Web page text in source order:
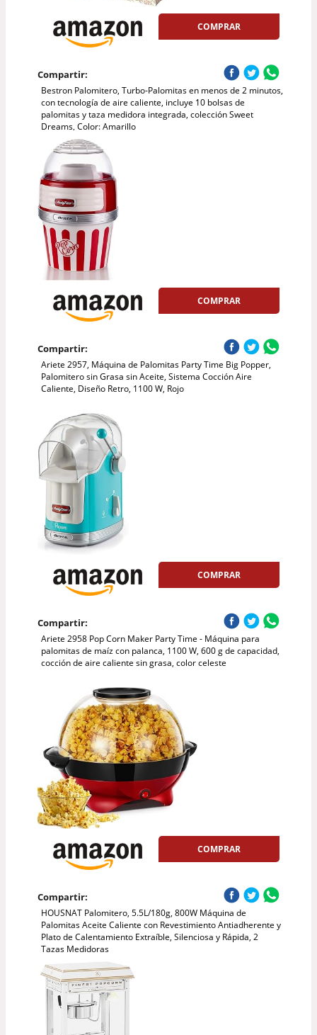
COMPRAR
Compartir:
Bestron Palomitero, Turbo-Palomitas en menos de 2 minutos,
con tecnología de aire caliente, incluye 10 bolsas de
palomitas y taza medidora integrada, colección Sweet
Dreams, Color: Amarillo
COMPRAR
Compartir:
Ariete 2957, Máquina de Palomitas Party Time Big Popper,
Palomitero sin Grasa sin Aceite, Sistema Cocción Aire
Caliente, Diseño Retro, 1100 W, Rojo
COMPRAR
Compartir:
Ariete 2958 Pop Corn Maker Party Time - Máquina para
palomitas de maíz con palanca, 1100 W, 600 g de capacidad,
cocción de aire caliente sin grasa, color celeste
COMPRAR
Compartir:
HOUSNAT Palomitero, 5.5L/180g, 800W Máquina de
Palomitas Aceite Caliente con Revestimiento Antiadherente y
Plato de Calentamiento Extraíble, Silenciosa y Rápida, 2
Tazas Medidoras